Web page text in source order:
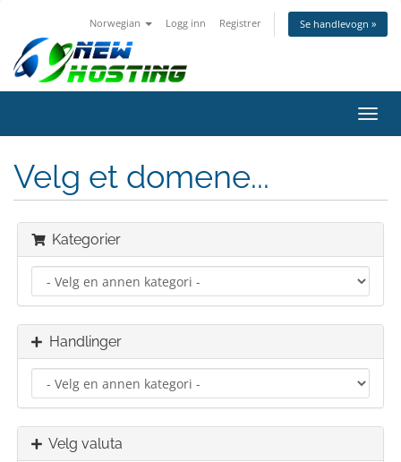
Norwegian Logg inn Registrer Se handlevogn »
Bytt
Velg et domene...
Kategorier
Handlinger
Velg valuta